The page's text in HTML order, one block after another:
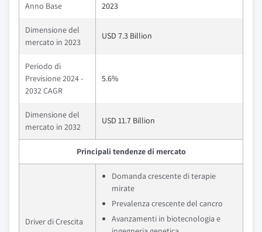
Anno Base 2023
Dimensione del
mercato in 2023
USD 7.3 Billion
Periodo di
Previsione 2024 -
2032 CAGR
5.6%
Dimensione del
mercato in 2032
USD 11.7 Billion
Principali tendenze di mercato
Driver di Crescita
Domanda crescente di terapie
mirate
Prevalenza crescente del cancro
Avanzamenti in biotecnologia e